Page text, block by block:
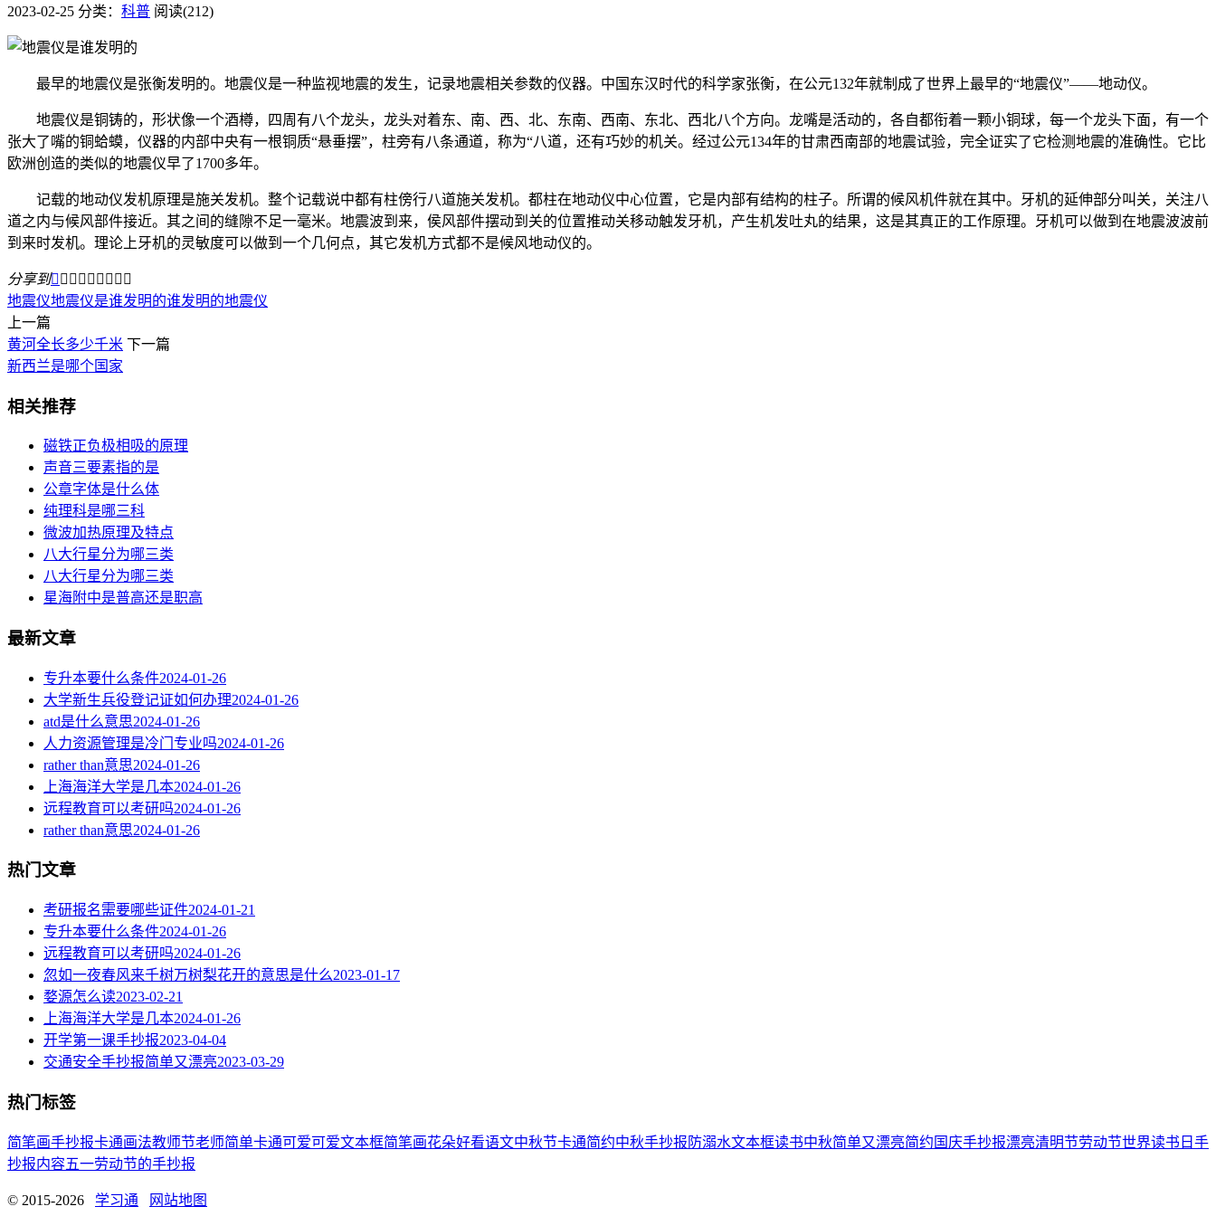
2023-02-25 分类： 科普 阅读(212)
最早的地震仪是张衡发明的。地震仪是一种监视地震的发生，记录地震相关参数的仪器。中国东汉时代的科学家张衡，在公元132年就制成了世界上最早的“地震仪”——地动仪。
地震仪是铜铸的，形状像一个酒樽，四周有八个龙头，龙头对着东、南、西、北、东南、西南、东北、西北八个方向。龙嘴是活动的，各自都衔着一颗小铜球，每一个龙头下面，有一个
张大了嘴的铜蛤蟆，仪器的内部中央有一根铜质“悬垂摆”，柱旁有八条通道，称为“八道，还有巧妙的机关。经过公元134年的甘肃西南部的地震试验，完全证实了它检测地震的准确性。它比
欧洲创造的类似的地震仪早了1700多年。
记载的地动仪发机原理是施关发机。整个记载说中都有柱傍行八道施关发机。都柱在地动仪中心位置，它是内部有结构的柱子。所谓的候风机件就在其中。牙机的延伸部分叫关，关注八
道之内与候风部件接近。其之间的缝隙不足一毫米。地震波到来，侯风部件摆动到关的位置推动关移动触发牙机，产生机发吐丸的结果，这是其真正的工作原理。牙机可以做到在地震波波前
到来时发机。理论上牙机的灵敏度可以做到一个几何点，其它发机方式都不是候风地动仪的。
分享到        
地震仪地震仪是谁发明的谁发明的地震仪
上一篇
黄河全长多少千米 下一篇
新西兰是哪个国家
相关推荐
磁铁正负极相吸的原理
声音三要素指的是
公章字体是什么体
纯理科是哪三科
微波加热原理及特点
八大行星分为哪三类
八大行星分为哪三类
星海附中是普高还是职高
最新文章
专升本要什么条件2024-01-26
大学新生兵役登记证如何办理2024-01-26
atd是什么意思2024-01-26
人力资源管理是冷门专业吗2024-01-26
rather than意思2024-01-26
上海海洋大学是几本2024-01-26
远程教育可以考研吗2024-01-26
rather than意思2024-01-26
热门文章
考研报名需要哪些证件2024-01-21
专升本要什么条件2024-01-26
远程教育可以考研吗2024-01-26
忽如一夜春风来千树万树梨花开的意思是什么2023-01-17
婺源怎么读2023-02-21
上海海洋大学是几本2024-01-26
开学第一课手抄报2023-04-04
交通安全手抄报简单又漂亮2023-03-29
热门标签
简笔画手抄报卡通画法教师节老师简单卡通可爱可爱文本框简笔画花朵好看语文中秋节卡通简约中秋手抄报 防溺水文本框读书中秋简单又漂亮简约 国庆手抄报漂亮清明节劳动节世界读书日 手
抄报内容五一劳动节的手抄报
© 2015-2026 学习通 网站地图